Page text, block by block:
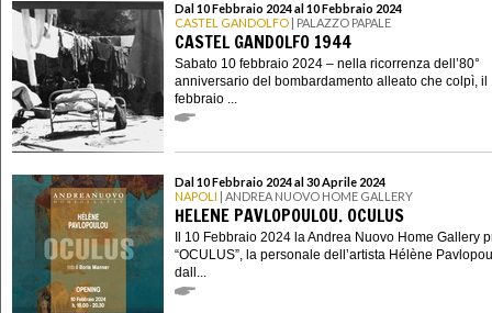
Dal 10 Febbraio 2024 al 10 Febbraio 2024
CASTEL GANDOLFO | PALAZZO PAPALE
CASTEL GANDOLFO 1944
Sabato 10 febbraio 2024 – nella ricorrenza dell’80°
anniversario del bombardamento alleato che colpì, il
febbraio ...
Dal 10 Febbraio 2024 al 30 Aprile 2024
NAPOLI | ANDREA NUOVO HOME GALLERY
HELENE PAVLOPOULOU. OCULUS
Il 10 Febbraio 2024 la Andrea Nuovo Home Gallery
“OCULUS”, la personale dell’artista Hélène
dall...